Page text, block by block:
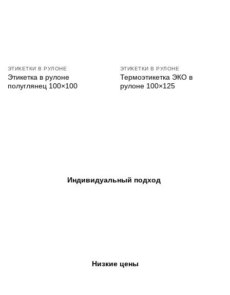
ЭТИКЕТКИ В РУЛОНЕ
Этикетка в рулоне
полуглянец 100×100
ЭТИКЕТКИ В РУЛОНЕ
Термоэтикетка ЭКО в
рулоне 100×125
Индивидуальный подход
Низкие цены